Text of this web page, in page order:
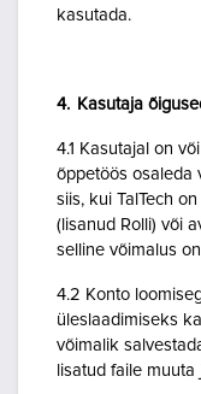
kasutada.
4. Kasutaja
4.1 Kasutajal on
õppetöös osaleda
siis, kui TalTech
(lisanud Rolli) või
selline võimalus
4.2 Konto
üleslaadimiseks
võimalik
lisatud faile